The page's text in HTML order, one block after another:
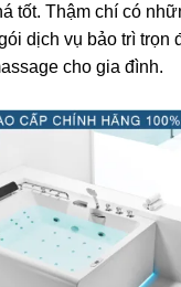
tốt. Thậm chí có
dịch vụ bảo trì trọn
cho ɡia đình.